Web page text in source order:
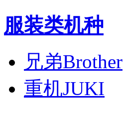
服装类机种
兄弟Brother
重机JUKI